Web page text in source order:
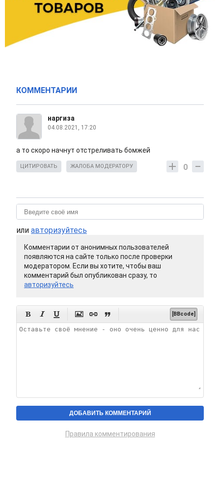
КОММЕНТАРИИ
наргиза
04.08.2021, 17:20
а то скоро начнут отстреливать бомжей
0
ЦИТИРОВАТЬ ЖАЛОБА МОДЕРАТОРУ
или авторизуйтесь
Комментарии от анонимных пользователей
появляются на сайте только после проверки
модератором. Если вы хотите, чтобы ваш
комментарий был опубликован сразу, то
авторизуйтесь
      [BBcode]
Правила комментирования